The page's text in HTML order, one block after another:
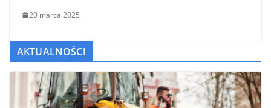
20 marca 2025
AKTUALNOŚCI